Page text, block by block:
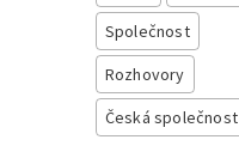
Společnost
Rozhovory
Česká společnost